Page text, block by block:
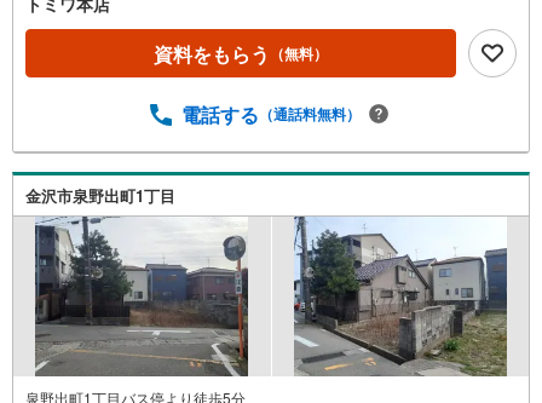
資料をもらう （無料）
電話する （通話料無料）
金沢市泉野出町1丁目
泉野出町1丁目バス停より徒歩5分